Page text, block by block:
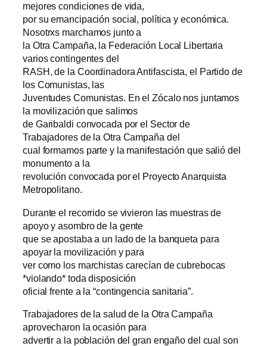
mejores condiciones de vida,
por su emancipación social, política y económica.
Nosotrxs marchamos junto a
la Otra Campaña, la Federación Local Libertaria
varios contingentes del
RASH, de la Coordinadora Antifascista, el Partido de
los Comunistas, las
Juventudes Comunistas. En el Zócalo nos juntamos
la movilización que salimos
de Garibaldi convocada por el Sector de
Trabajadores de la Otra Campaña del
cual formamos parte y la manifestación que salió del
monumento a la
revolución convocada por el Proyecto Anarquista
Metropolitano.
Durante el recorrido se vivieron las muestras de
apoyo y asombro de la gente
que se apostaba a un lado de la banqueta para
apoyar la movilización y para
ver como los marchistas carecían de cubrebocas
*violando* toda disposición
oficial frente a la “contingencia sanitaria”.
Trabajadores de la salud de la Otra Campaña
aprovecharon la ocasión para
advertir a la población del gran engaño del cual son